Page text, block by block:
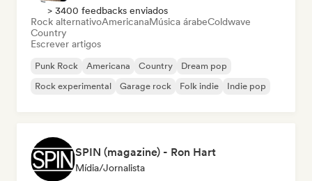
> 3400 feedbacks enviados
Rock alternativoAmericanaMúsica árabeColdwave
Country
Escrever artigos
Punk Rock Americana Country
Dream pop
Rock experimental
Garage rock Folk indie Indie pop
SPIN (magazine) - Ron Hart
Mídia/Jornalista